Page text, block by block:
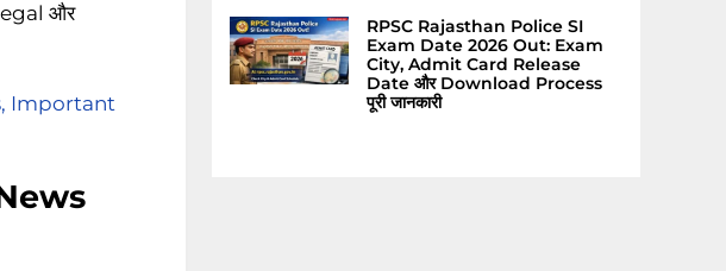
और
Important
RPSC Rajasthan Police SI
Exam Date 2026 Out: Exam
City, Admit Card Release
Date और Download Process
पूरी जानकारी